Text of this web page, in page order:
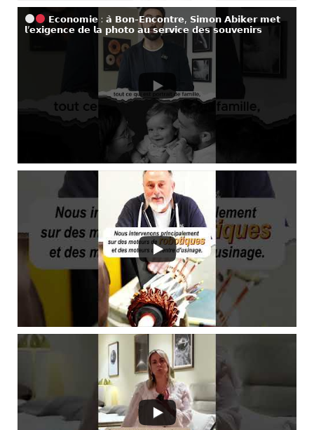
𝗘𝗰𝗼𝗻𝗼𝗺𝗶𝗲 : 𝗮̀ 𝗕𝗼𝗻-𝗘𝗻𝗰𝗼𝗻𝘁𝗿𝗲, 𝗦𝗶𝗺𝗼𝗻 𝗔𝗯𝗶𝗸𝗲𝗿 𝗺𝗲𝘁
𝗹’𝗲𝘅𝗶𝗴𝗲𝗻𝗰𝗲 𝗱𝗲 𝗹𝗮 𝗽𝗵𝗼𝘁𝗼 𝗮𝘂 𝘀𝗲𝗿𝘃𝗶𝗰𝗲 𝗱𝗲𝘀 𝘀𝗼𝘂𝘃𝗲𝗻𝗶𝗿𝘀